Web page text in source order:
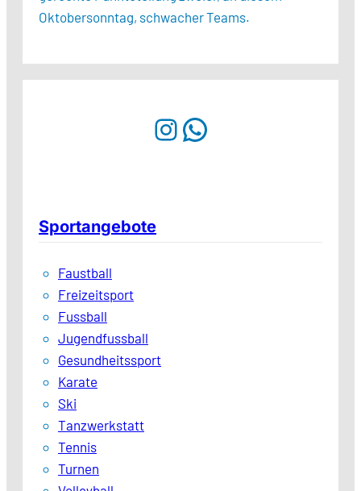
Oktobersonntag, schwacher Teams.
Instagram WhatsApp
Sportangebote
Faustball
Freizeitsport
Fussball
Jugendfussball
Gesundheitssport
Karate
Ski
Tanzwerkstatt
Tennis
Turnen